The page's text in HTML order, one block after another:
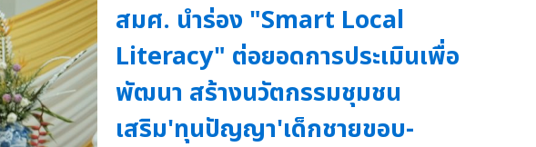
สมศ. นำร่อง "Smart Local
Literacy" ต่อยอดการประเมินเพื่อ
พัฒนา สร้างนวัตกรรมชุมชน
เสริม'ทุนปัญญา'เด็กชายขอบ-